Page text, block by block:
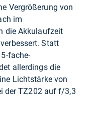
Vergrößerung von
im
die Akkulaufzeit
Statt
fache-
allerdings die
Lichtstärke von
der TZ202 auf f/3,3